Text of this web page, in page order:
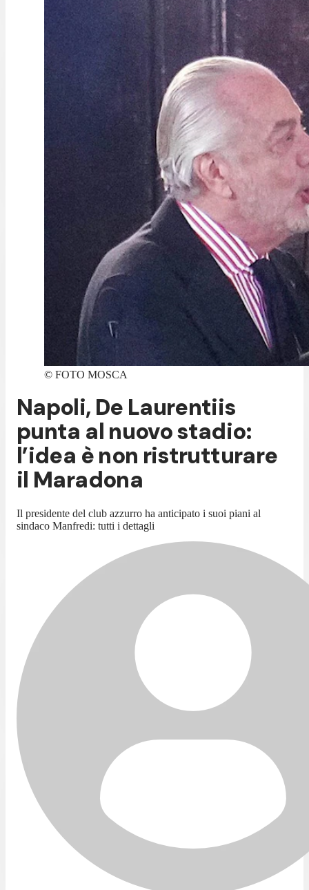
© FOTO MOSCA
Napoli, De Laurentiis
punta al nuovo stadio:
l’idea è non ristrutturare
il Maradona
Il presidente del club azzurro ha anticipato i suoi piani al
sindaco Manfredi: tutti i dettagli